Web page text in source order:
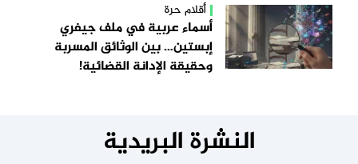
أقلام حرة
أسماء عربية في ملف جيفري
إبستين… بين الوثائق المسربة
وحقيقة الإدانة القضائية!
النشرة البريدية